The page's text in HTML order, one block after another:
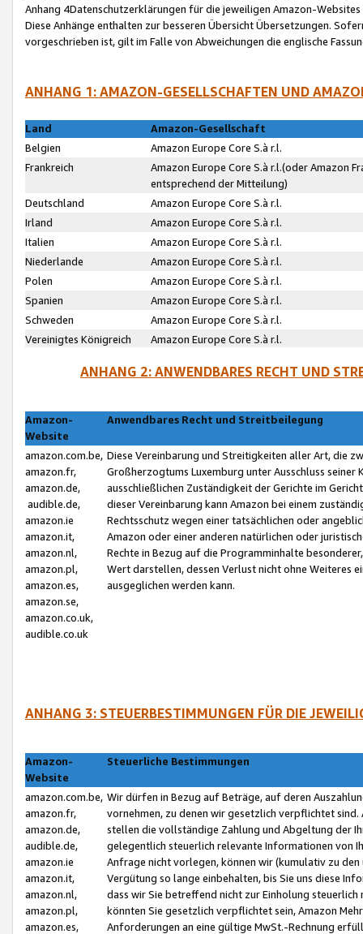
Anhang 4Datenschutzerklärungen für die jeweiligen Amazon-Websites
Diese Anhänge enthalten zur besseren Übersicht Übersetzungen.
vorgeschrieben ist, gilt im Falle von Abweichungen die englische
ANHANG 1: AMAZON-GESELLSCHAFTEN UND
Land
Amazon-Gesellschaft
Belgien
Amazon Europe Core S.à r.l.
Frankreich
Amazon Europe Core S.à r.l.(oder Amazon
entsprechend der Mitteilung)
Deutschland
Amazon Europe Core S.à r.l.
Irland
Amazon Europe Core S.à r.l.
Italien
Amazon Europe Core S.à r.l.
Niederlande
Amazon Europe Core S.à r.l.
Polen
Amazon Europe Core S.à r.l.
Spanien
Amazon Europe Core S.à r.l.
Schweden
Amazon Europe Core S.à r.l.
Vereinigtes Königreich
Amazon Europe Core S.à r.l.
ANHANG 2: ANWENDBARES RECHT UND
Amazon-
Website
Anwendbares Recht und Streitbeilegung
amazon.com.be,
amazon.fr,
amazon.de,
audible.de,
amazon.ie
amazon.it,
amazon.nl,
amazon.pl,
amazon.es,
amazon.se,
amazon.co.uk,
audible.co.uk
Diese Vereinbarung und Streitigkeiten aller Art, die
Großherzogtums Luxemburg unter Ausschluss
ausschließlichen Zuständigkeit der Gerichte im
dieser Vereinbarung kann Amazon bei einem
Rechtsschutz wegen einer tatsächlichen oder
Amazon oder einer anderen natürlichen oder
Rechte in Bezug auf die Programminhalte
Wert darstellen, dessen Verlust nicht ohne Weiteres
ausgeglichen werden kann.
ANHANG 3: STEUERBESTIMMUNGEN FÜR DIE
Amazon-
Website
Steuerliche Bestimmungen
amazon.com.be,
amazon.fr,
amazon.de,
audible.de,
amazon.ie
amazon.it,
amazon.nl,
amazon.pl,
amazon.es,
Wir dürfen in Bezug auf Beträge, auf deren
vornehmen, zu denen wir gesetzlich verpflichtet
stellen die vollständige Zahlung und Abgeltung der
gelegentlich steuerlich relevante Informationen von
Anfrage nicht vorlegen, können wir (kumulativ zu
Vergütung so lange einbehalten, bis Sie uns diese
dass wir Sie betreffend nicht zur Einholung
könnten Sie gesetzlich verpflichtet sein, Amazon
Anforderungen an eine gültige MwSt.-Rechnung